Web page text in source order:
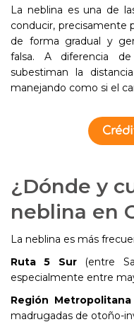
La neblina es una de
conducir, precisamente
de forma gradual y
falsa. A diferencia
subestiman la
manejando como si el
¿Dónde y
neblina en
La neblina es más
Ruta 5 Sur(entre
especialmente entre
Región
madrugadas de otoño-